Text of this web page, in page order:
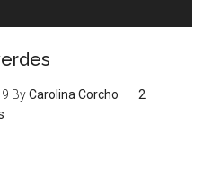
ByCarolina Corcho
2